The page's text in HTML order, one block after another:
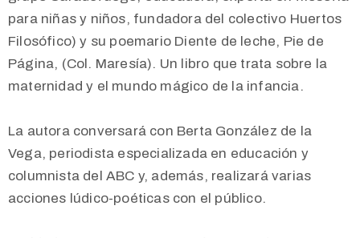
para niñas y niños, fundadora del colectivo Huertos
Filosófico) y su poemario Diente de leche, Pie de
Página, (Col. Maresía). Un libro que trata sobre la
maternidad y el mundo mágico de la infancia.
La autora conversará con Berta González de la
Vega, periodista especializada en educación y
columnista del ABC y, además, realizará varias
acciones lúdico-poéticas con el público.